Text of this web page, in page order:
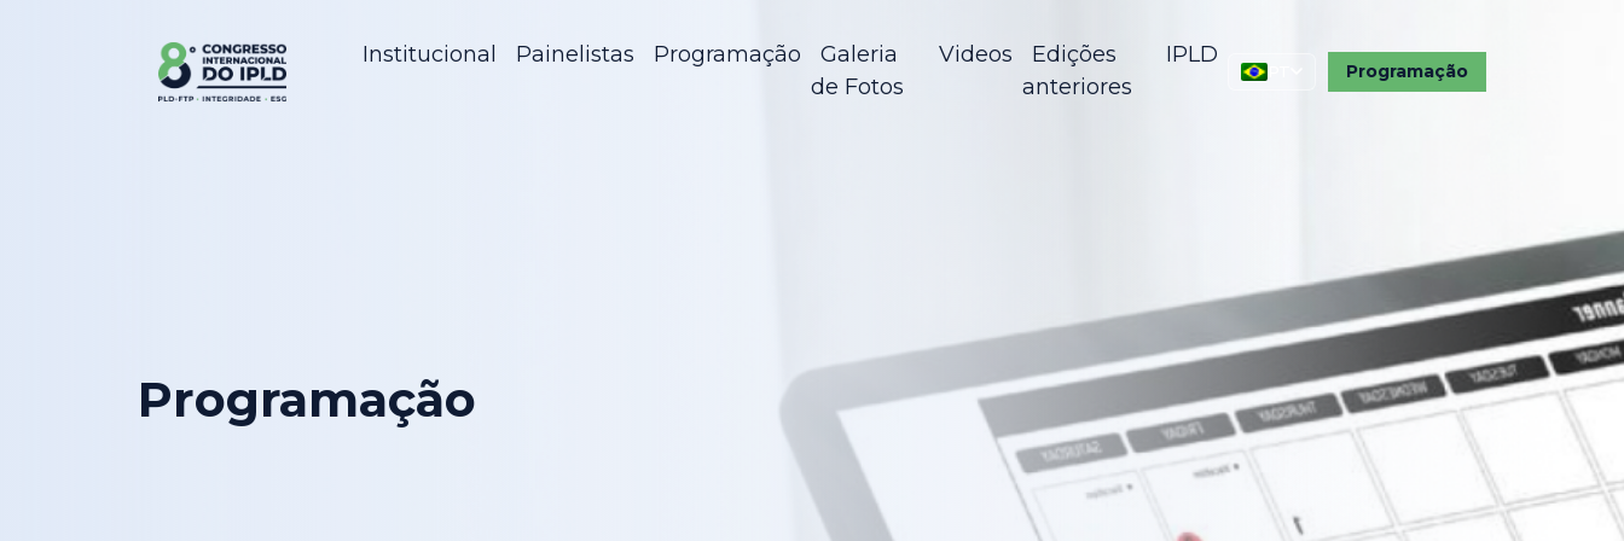
Institucional Painelistas Programação
Galeria
de Fotos
Videos
Edições
anteriores
IPLD
Programação
Programação